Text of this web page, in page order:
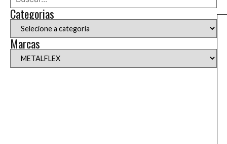
Categorias
Marcas